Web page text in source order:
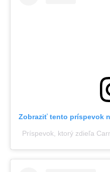
Zobraziť tento príspevok
Príspevok, ktorý zdieľa